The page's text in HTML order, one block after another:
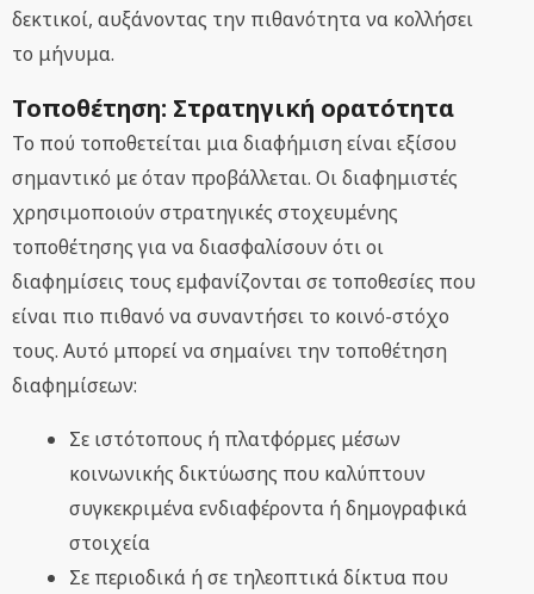
δεκτικοί, αυξάνοντας την πιθανότητα να κολλήσει
το μήνυμα.
Τοποθέτηση: Στρατηγική ορατότητα
Το πού τοποθετείται μια διαφήμιση είναι εξίσου
σημαντικό με όταν προβάλλεται. Οι διαφημιστές
χρησιμοποιούν στρατηγικές στοχευμένης
τοποθέτησης για να διασφαλίσουν ότι οι
διαφημίσεις τους εμφανίζονται σε τοποθεσίες που
είναι πιο πιθανό να συναντήσει το κοινό-στόχο
τους. Αυτό μπορεί να σημαίνει την τοποθέτηση
διαφημίσεων:
Σε ιστότοπους ή πλατφόρμες μέσων
κοινωνικής δικτύωσης που καλύπτουν
συγκεκριμένα ενδιαφέροντα ή δημογραφικά
στοιχεία
Σε περιοδικά ή σε τηλεοπτικά δίκτυα που